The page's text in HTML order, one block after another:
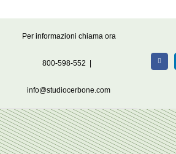
Per informazioni chiama ora
800-598-552
info@studiocerbone.com